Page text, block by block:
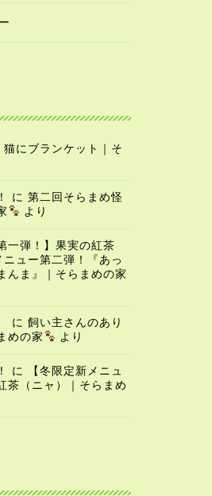
猫にブランケット｜そ
に 第二回そらまめ怪
より
一弾！】果実の紅茶
ニュー第二弾！『あっ
んま』｜そらまめの家
に 飼い主さんのあり
めの家
より
に
【冬限定新メニュ
茶（ニャ）｜そらまめ